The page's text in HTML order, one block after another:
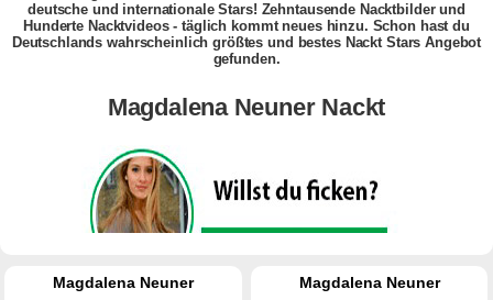
deutsche und internationale Stars! Zehntausende Nacktbilder und
Hunderte Nacktvideos - täglich kommt neues hinzu. Schon hast du
Deutschlands wahrscheinlich größtes und bestes Nackt Stars Angebot
gefunden.
Magdalena Neuner Nackt
Magdalena Neuner Magdalena Neuner